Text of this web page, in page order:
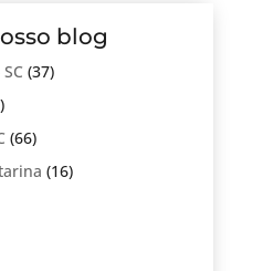
blog
(37)
(66)
(16)